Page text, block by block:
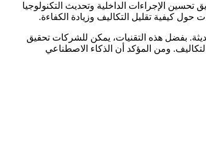
الإجراءات الداخلية وتحديث التكنولوجيا
حول كيفية تقليل التكاليف وزيادة الكفاءة.
بفضل هذه التقنيات، يمكن للشركات تحقيق
ومن المؤكد أن الذكاء الاصطناعي